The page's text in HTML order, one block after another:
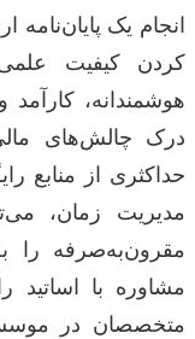
انجام یک
کردن کیفیت
هوشمندانه،
درک چالش‌های
حداکثری از منابع
مدیریت زمان،
مقرون‌به‌صرفه را
مشاوره با اساتید
متخصصان در